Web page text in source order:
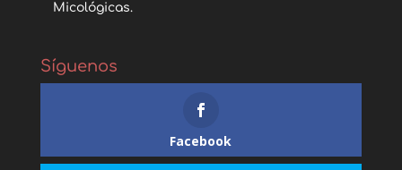
Micológicas.
Síguenos
Facebook